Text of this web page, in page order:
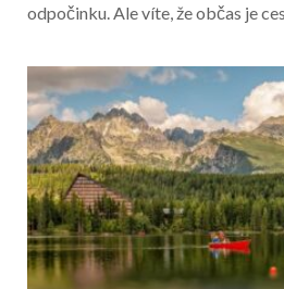
odpočinku. Ale víte, že občas je